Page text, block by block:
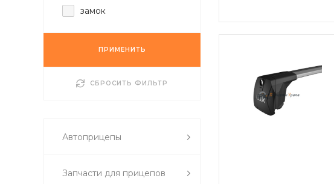
замок
ПРИМЕНИТЬ
СБРОСИТЬ ФИЛЬТР
Автоприцепы
Запчасти для прицепов